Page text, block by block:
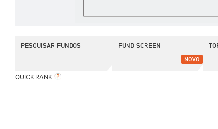
PESQUISAR FUNDOS FUND SCREEN
NOVO
QUICK RANK